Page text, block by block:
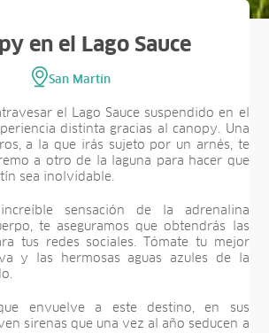
en el Lago Sauce
San Martín
el Lago Sauce suspendido en el
distinta gracias al canopy. Una
a la que irás sujeto por un arnés, te
a otro de la laguna para hacer que
sea inolvidable.
sensación de la adrenalina
te aseguramos que obtendrás las
tus redes sociales. Tómate tu mejor
y las hermosas aguas azules de la
envuelve a este destino, en sus
sirenas que una vez al año seducen a